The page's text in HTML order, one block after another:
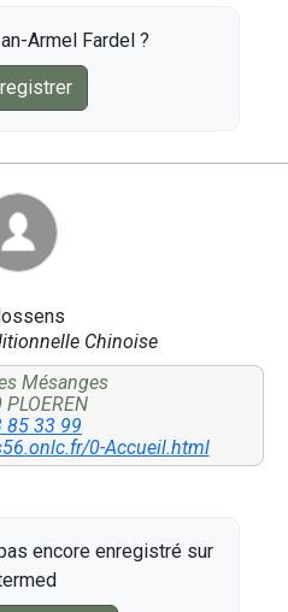
Armel Fardel ?
Chinoise
Mésanges
85 33 99
0-Accueil.html
encore enregistré sur